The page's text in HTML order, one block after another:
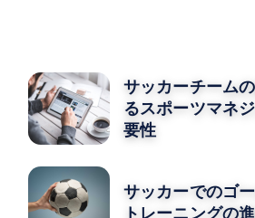
サッカーチーム
るスポーツマネ
要性
サッカーでのゴ
トレーニングの